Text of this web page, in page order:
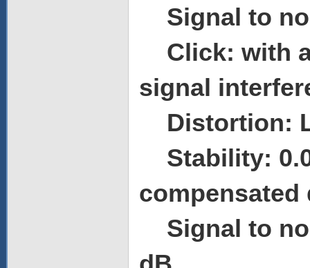
Signal to
Click: with
signal
Distortion:
Stability:
Signal to